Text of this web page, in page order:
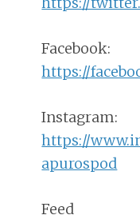
Facebook:
https://
Instagram:
https://
apurospod
Feed